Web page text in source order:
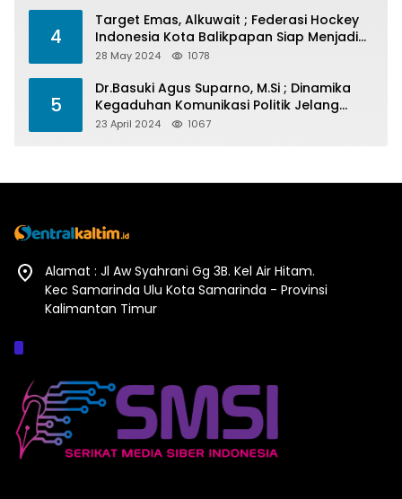
4
Target Emas, Alkuwait ; Federasi Hockey
Indonesia Kota Balikpapan Siap Menjadi
Barometer Prestasi Di Kaltim
28 May 2024 1078
5
Dr.Basuki Agus Suparno, M.Si ; Dinamika
Kegaduhan Komunikasi Politik Jelang
Pesta Politik 2024
23 April 2024 1067
Alamat : Jl Aw Syahrani Gg 3B. Kel Air Hitam.
Kec Samarinda Ulu Kota Samarinda - Provinsi
Kalimantan Timur